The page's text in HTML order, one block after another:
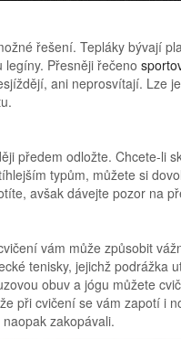
řešení. Tepláky bývají
Přesněji řečeno
ani neprosvítají. Lze
předem odložte. Chcete-li
typům, můžete si
avšak dávejte pozor na
vám může způsobit
tenisky, jejichž podrážka
obuv a jógu můžete
při cvičení se vám zapotí i
zakopávali.